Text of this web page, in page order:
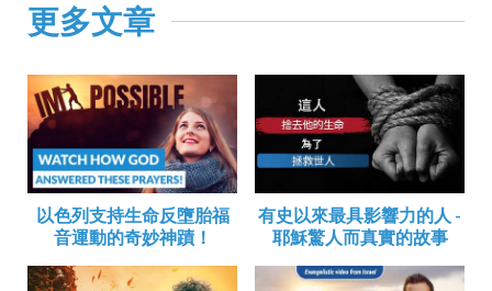
更多文章
以色列支持生命反墮胎福
音運動的奇妙神蹟！
有史以來最具影響力的人 -
耶穌驚人而真實的故事